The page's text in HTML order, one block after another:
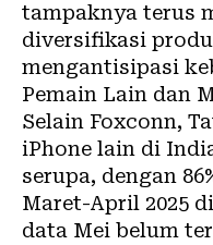
tampaknya terus
diversifikasi
mengantisipasi
Pemain Lain dan
Selain Foxconn,
iPhone lain di
serupa, dengan
Maret-April 2025
data Mei belum